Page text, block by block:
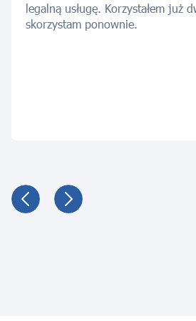
legalną usługę. Korzystałem już
skorzystam ponownie.